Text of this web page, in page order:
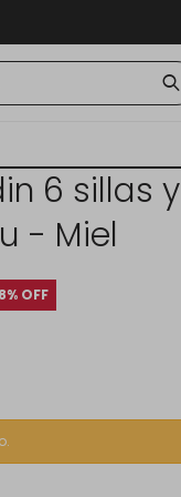
6 sillas y
- Miel